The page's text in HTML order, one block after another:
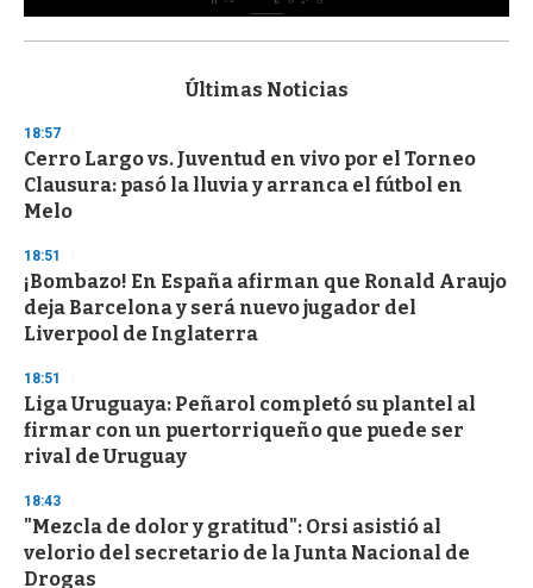
s
d
s
o
f
3
s
e
c
o
n
Últimas Noticias
18:57
Cerro Largo vs. Juventud en vivo por el Torneo
Clausura: pasó la lluvia y arranca el fútbol en
Melo
18:51
¡Bombazo! En España afirman que Ronald Araujo
deja Barcelona y será nuevo jugador del
Liverpool de Inglaterra
18:51
Liga Uruguaya: Peñarol completó su plantel al
firmar con un puertorriqueño que puede ser
rival de Uruguay
18:43
"Mezcla de dolor y gratitud": Orsi asistió al
velorio del secretario de la Junta Nacional de
Drogas